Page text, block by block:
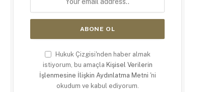
Hukuk Çizgisi'nden haber almak
istiyorum, bu amaçla Kişisel Verilerin
İşlenmesine İlişkin Aydınlatma Metni 'ni
okudum ve kabul ediyorum.